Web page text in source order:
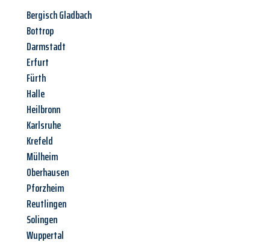
Bergisch Gladbach
Bottrop
Darmstadt
Erfurt
Fürth
Halle
Heilbronn
Karlsruhe
Krefeld
Mülheim
Oberhausen
Pforzheim
Reutlingen
Solingen
Wuppertal